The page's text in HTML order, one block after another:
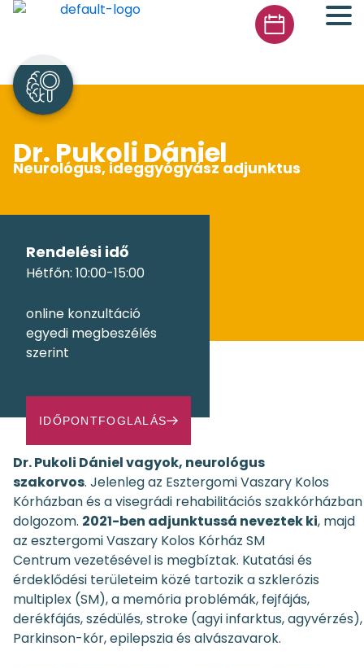
Skip
Dr. Pukoli Dániel
Neurológus, ideggyógyász adjunktus
Rendelési idő
Hétfőn: 10:00-15:00
online konzultáció
egyedi megbeszélés
szerint
IDŐPONTFOGLALÁS
Dr. Pukoli Dániel vagyok, neurológus
szakorvos. Jelenleg az Esztergomi Vaszary Kolos
Kórházban és a visegrádi rehabilitációs szakkórházban
dolgozom. 2021-ben adjunktussá neveztek ki, majd
az esztergomi Vaszary Kolos Kórház SM
Centrumvezetésével is megbíztak. Kutatási és
érdeklődési területeim közé tartozik a szklerózis
multiplex (SM), a memória problémák, fejfájás,
derékfájás, szédülés, stroke (agyi infarktus, agyvérzés),
Parkinson-kór, epilepszia és alvászavarok.